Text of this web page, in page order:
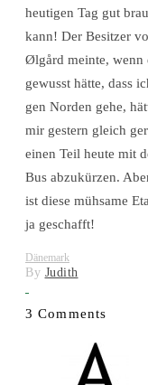
heutigen Tag gut
kann! Der Besitzer
Ølgård meinte, wenn
gewusst hätte, dass
gen Norden gehe,
mir gestern gleich
einen Teil heute mit
Bus abzukürzen.
ist diese mühsame
ja geschafft!
Dänemark
By Judith
3 Comments